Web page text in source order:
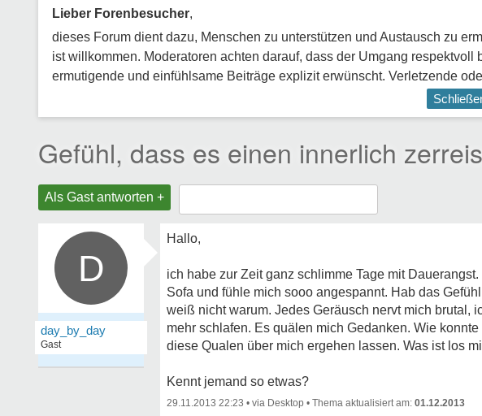
Lieber Forenbesucher,
dieses Forum dient dazu, Menschen zu unterstützen und Austausch zu
ist willkommen. Moderatoren achten darauf, dass der Umgang
ermutigende und einfühlsame Beiträge explizit erwünscht. Verletzende
Gefühl, dass es einen innerlich
Als Gast antworten +
D
day_by_day
Gast
Hallo,
ich habe zur Zeit ganz schlimme Tage mit
Sofa und fühle mich sooo angespannt. Hab das
weiß nicht warum. Jedes Geräusch nervt mich brutal,
mehr schlafen. Es quälen mich Gedanken. Wie
diese Qualen über mich ergehen lassen. Was ist los
Kennt jemand so etwas?
29.11.2013 22:23 • • 01.12.2013